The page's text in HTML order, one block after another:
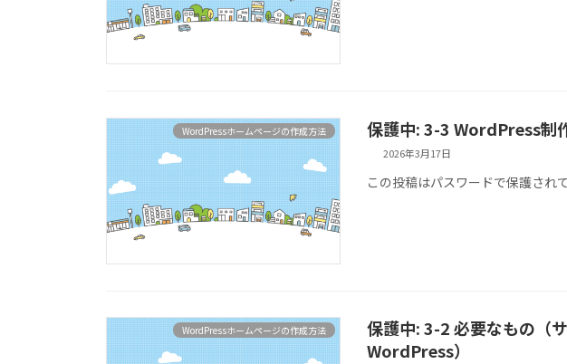
WordPressホームページの作成方法 保護中: 3-3 WordPress制
2026年3月17日
この投稿はパスワードで保護され
WordPressホームページの作成方法
保護中: 3-2 必要なもの（
WordPress）